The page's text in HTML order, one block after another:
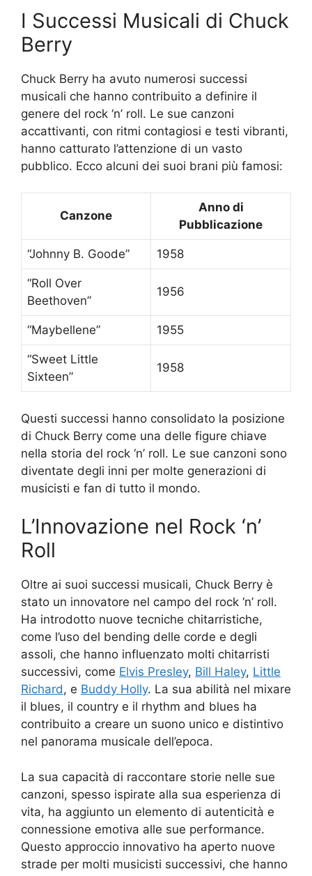
I Successi Musicali di Chuck
Berry
Chuck Berry ha avuto numerosi successi
musicali che hanno contribuito a definire il
genere del rock ‘n’ roll. Le sue canzoni
accattivanti, con ritmi contagiosi e testi vibranti,
hanno catturato l’attenzione di un vasto
pubblico. Ecco alcuni dei suoi brani più famosi:
Canzone
Anno di
Pubblicazione
“Johnny B. Goode” 1958
“Roll Over
Beethoven”
1956
“Maybellene” 1955
“Sweet Little
Sixteen”
1958
Questi successi hanno consolidato la posizione
di Chuck Berry come una delle figure chiave
nella storia del rock ‘n’ roll. Le sue canzoni sono
diventate degli inni per molte generazioni di
musicisti e fan di tutto il mondo.
L’Innovazione nel Rock ‘n’
Roll
Oltre ai suoi successi musicali, Chuck Berry è
stato un innovatore nel campo del rock ‘n’ roll.
Ha introdotto nuove tecniche chitarristiche,
come l’uso del bending delle corde e degli
assoli, che hanno influenzato molti chitarristi
successivi, come Elvis Presley, Bill Haley, Little
Richard, e Buddy Holly. La sua abilità nel mixare
il blues, il country e il rhythm and blues ha
contribuito a creare un suono unico e distintivo
nel panorama musicale dell’epoca.
La sua capacità di raccontare storie nelle sue
canzoni, spesso ispirate alla sua esperienza di
vita, ha aggiunto un elemento di autenticità e
connessione emotiva alle sue performance.
Questo approccio innovativo ha aperto nuove
strade per molti musicisti successivi, che hanno